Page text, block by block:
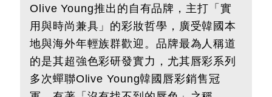
Olive Young推出的自有品牌，主打「實
用與時尚兼具」的彩妝哲學，廣受韓國本
地與海外年輕族群歡迎。品牌最為人稱道
的是其超強色彩研發實力，尤其唇彩系列
多次蟬聯Olive Young韓國唇彩銷售冠